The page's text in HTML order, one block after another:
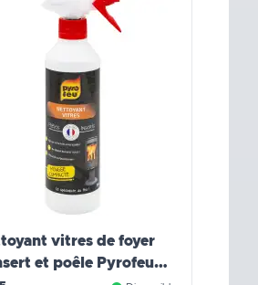
vitres de foyer
et poêle Pyrofeu